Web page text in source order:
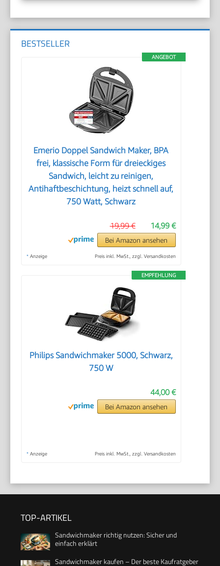
BESTSELLER
ANGEBOT
Emerio Doppel Sandwich Maker, BPA
frei, klassische Form für dreieckiges
Sandwich, leicht zu reinigen,
Antihaftbeschichtung, heizt schnell auf,
750 Watt, Schwarz
14,99 €
19,99 €
Bei Amazon ansehen
* Anzeige Preis inkl. MwSt., zzgl. Versandkosten
EMPFEHLUNG
Philips Sandwichmaker 5000, Schwarz,
750 W
44,00 €
Bei Amazon ansehen
* Anzeige Preis inkl. MwSt., zzgl. Versandkosten
TOP-ARTIKEL
Sandwichmaker richtig nutzen: Sicher und
einfach erklärt
Sandwichmaker kaufen – Der beste Kaufratgeber